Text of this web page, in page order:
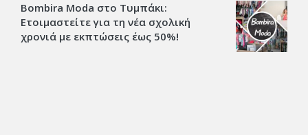
Bombira Moda στο Τυμπάκι:
Ετοιμαστείτε για τη νέα σχολική
χρονιά με εκπτώσεις έως 50%!